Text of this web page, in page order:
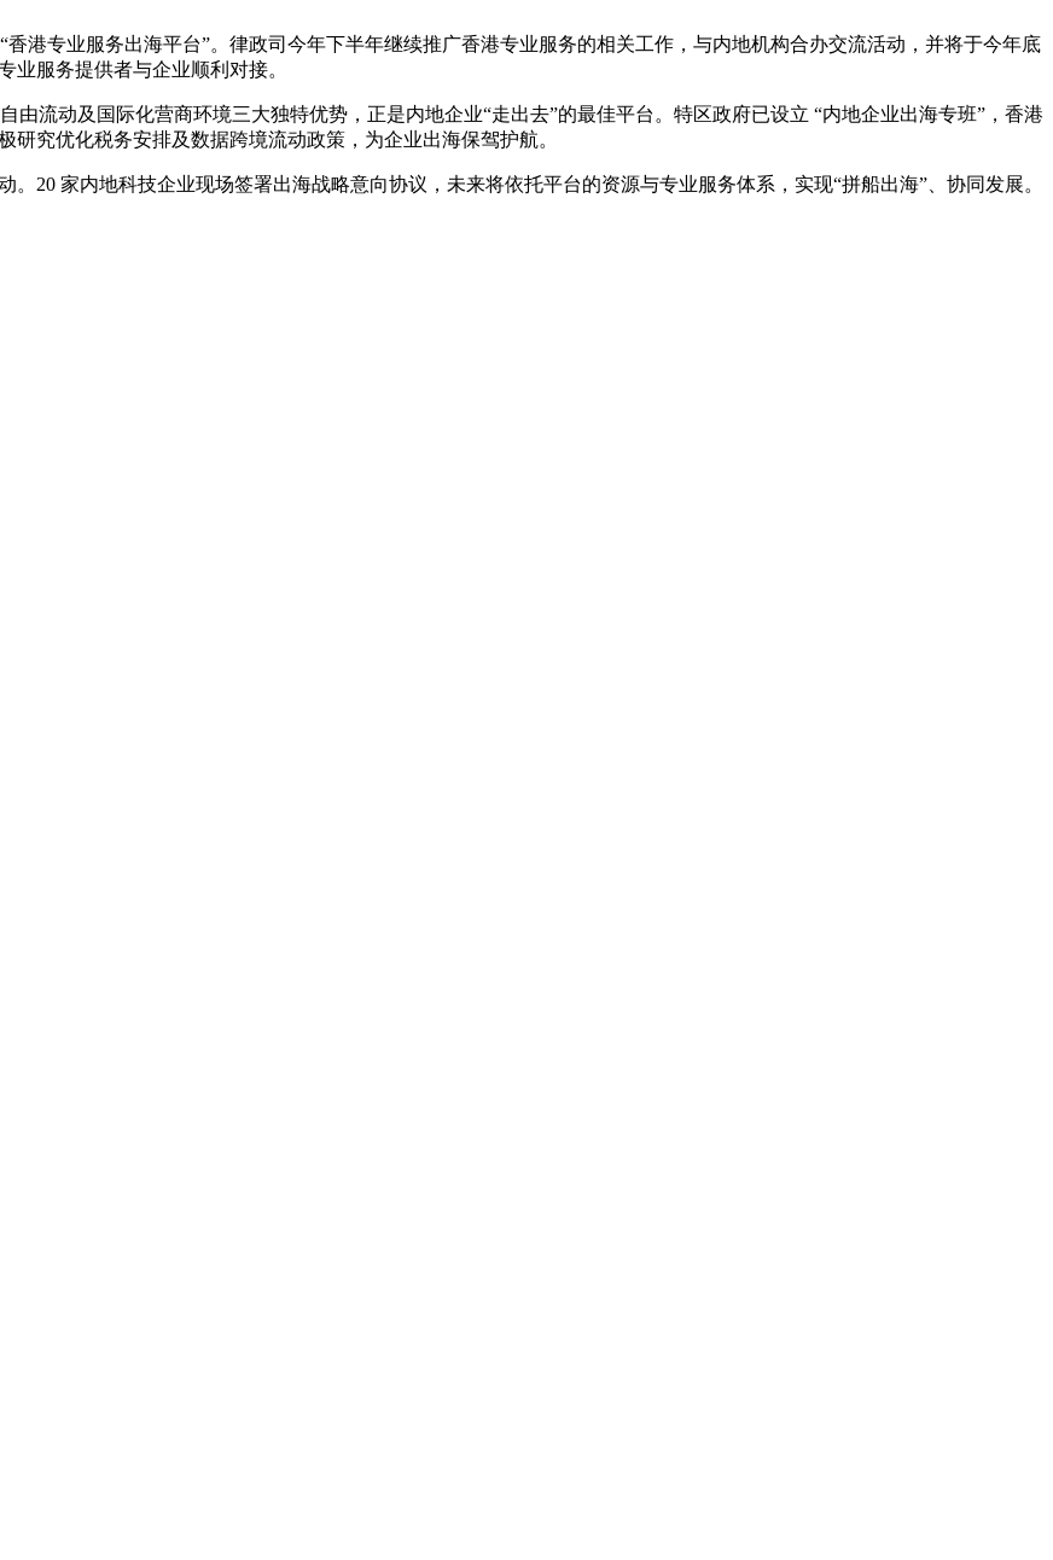
专业服务出海平台”。律政司今年下半年继续推广香港专业服务的相关工作，与内地机构合办交流活动，并将于今年底
业服务提供者与企业顺利对接。
动及国际化营商环境三大独特优势，正是内地企业“走出去”的最佳平台。特区政府已设立 “内地企业出海专班”，香港
究优化税务安排及数据跨境流动政策，为企业出海保驾护航。
家内地科技企业现场签署出海战略意向协议，未来将依托平台的资源与专业服务体系，实现“拼船出海”、协同发展。